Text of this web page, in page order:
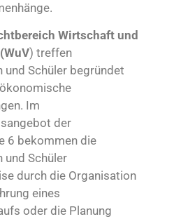
Wirtschaft und
(WuV) treffen
und Schüler begründet
Im
der
6 bekommen die
und Schüler
durch die Organisation
eines
oder die Planung